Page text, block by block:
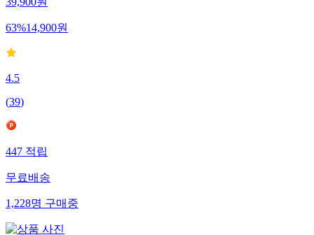
63%14,900원
4.5
(39)
447 적립
무료배송
1,228명 구매중